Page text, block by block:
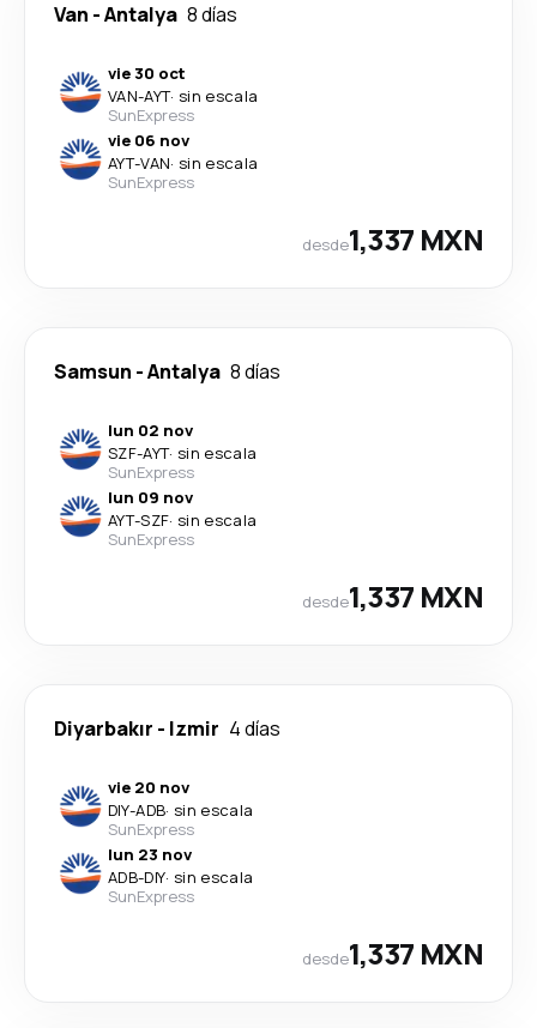
Van -Antalya 8 días
vie 30 oct
VAN-AYT· sin escala
SunExpress
vie 06 nov
AYT-VAN· sin escala
SunExpress
desde1,337 MXN
Samsun -Antalya 8 días
lun 02 nov
SZF-AYT· sin escala
SunExpress
lun 09 nov
AYT-SZF· sin escala
SunExpress
desde1,337 MXN
Diyarbakır - Izmir 4 días
vie 20 nov
DIY-ADB· sin escala
SunExpress
lun 23 nov
ADB-DIY· sin escala
SunExpress
desde1,337 MXN